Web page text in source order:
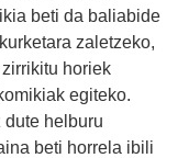
beti da baliabide
zaletzeko,
horiek
egiteko.
helburu
beti horrela ibili